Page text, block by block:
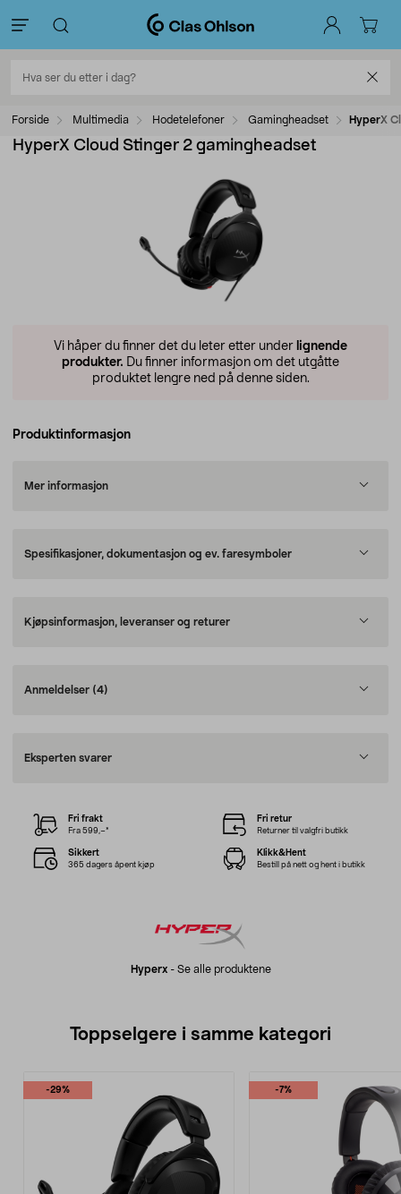
Forside Multimedia Hodetelefoner Gamingheadset HyperX
HyperX Cloud Stinger 2 gamingheadset
Vi håper du finner det du leter etter under lignende
produkter. Du finner informasjon om det utgåtte
produktet lengre ned på denne siden.
Produktinformasjon
Mer informasjon
Spesifikasjoner, dokumentasjon og ev. faresymboler
Kjøpsinformasjon, leveranser og returer
Anmeldelser (4)
Eksperten svarer
Hyperx- Se alle produktene
Fri frakt
Fra 599,–*
Fri retur
Returner til valgfri butikk
Sikkert
365 dagers åpent kjøp
Klikk&Hent
Bestill på nett og hent i butikk
Toppselgere i samme kategori
-29% -7%